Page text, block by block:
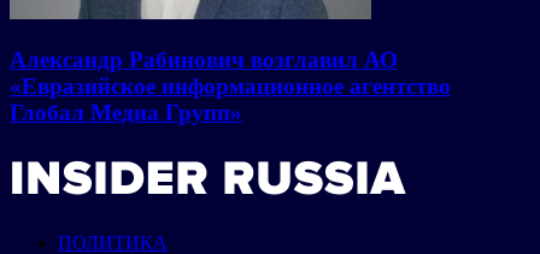
Александр Рабинович возглавил АО
«Евразийское информационное агентство
Глобал Медиа Групп»
ПОЛИТИКА